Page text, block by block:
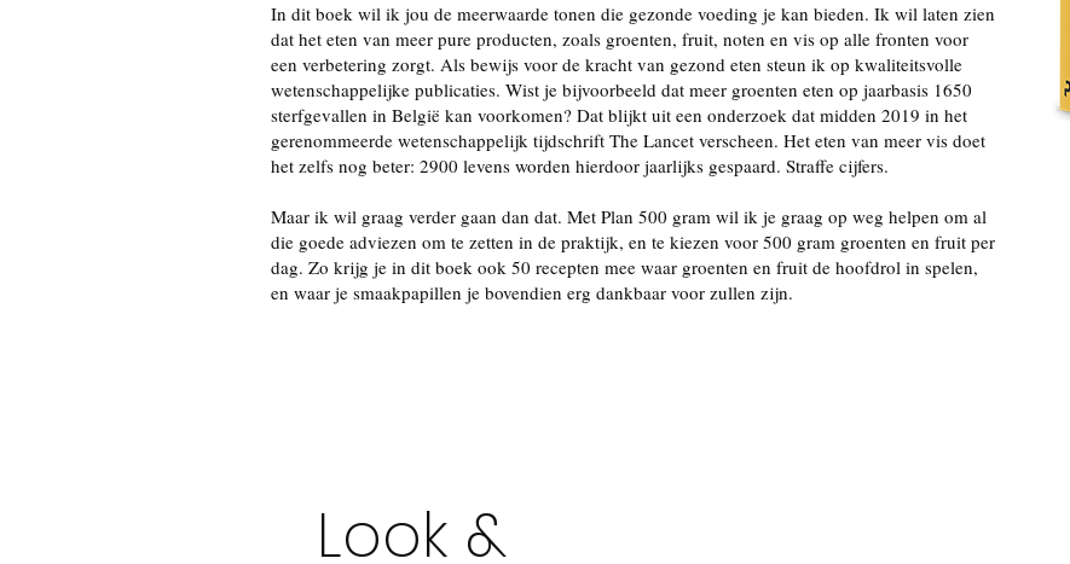
In dit boek wil ik jou de meerwaarde tonen die gezonde voeding je kan bieden. Ik wil laten zien
dat het eten van meer pure producten, zoals groenten, fruit, noten en vis op alle fronten voor
een verbetering zorgt. Als bewijs voor de kracht van gezond eten steun ik op kwaliteitsvolle
wetenschappelijke publicaties. Wist je bijvoorbeeld dat meer groenten eten op jaarbasis 1650
sterfgevallen in België kan voorkomen? Dat blijkt uit een onderzoek dat midden 2019 in het
gerenommeerde wetenschappelijk tijdschrift The Lancet verscheen. Het eten van meer vis doet
het zelfs nog beter: 2900 levens worden hierdoor jaarlijks gespaard. Straffe cijfers.
Maar ik wil graag verder gaan dan dat. Met Plan 500 gram wil ik je graag op weg helpen om al
die goede adviezen om te zetten in de praktijk, en te kiezen voor 500 gram groenten en fruit per
dag. Zo krijg je in dit boek ook 50 recepten mee waar groenten en fruit de hoofdrol in spelen,
en waar je smaakpapillen je bovendien erg dankbaar voor zullen zijn.
Look &